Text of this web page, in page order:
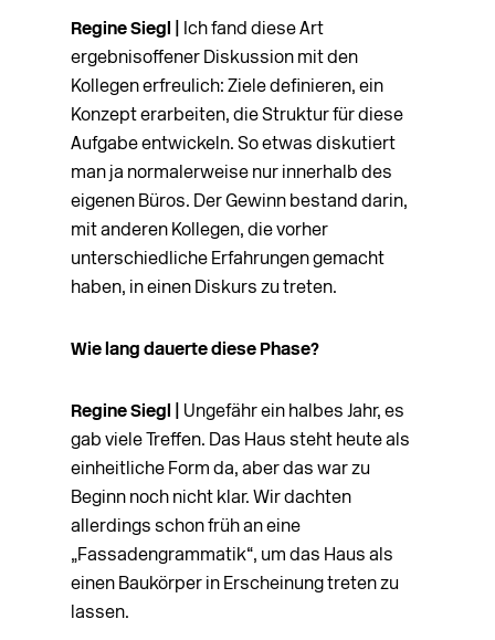
Regine Siegl |
Ich fand diese Art
ergebnisoffener Diskussion mit den
Kollegen erfreulich: Ziele definieren, ein
Konzept erarbeiten, die Struktur für diese
Aufgabe entwickeln. So etwas diskutiert
man ja normalerweise nur innerhalb des
eigenen Büros. Der Gewinn bestand darin,
mit anderen Kollegen, die vorher
unterschiedliche Erfahrungen gemacht
haben, in einen Diskurs zu treten.
Wie lang dauerte diese Phase?
Regine Siegl |
Ungefähr ein halbes Jahr, es
gab viele Treffen. Das Haus steht heute als
einheit­liche Form da, aber das war zu
Beginn noch nicht klar. Wir dachten
allerdings schon früh an eine
„Fassadengrammatik“, um das Haus als
einen Baukörper in Erscheinung treten zu
lassen.